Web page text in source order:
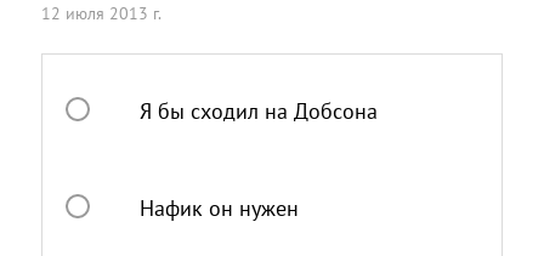
12 июля 2013 г.
Я бы сходил на Добсона
Нафик он нужен